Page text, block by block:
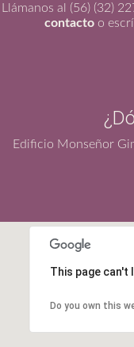
Llámanos al (56) (32)
contacto o
Edificio Monseñor
This page can't
Do you own this